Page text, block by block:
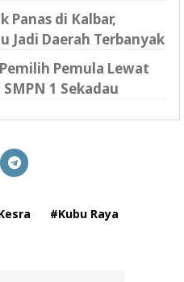
Panas di Kalbar,
Jadi Daerah Terbanyak
Pemula Lewat
1 Sekadau
#Kubu Raya